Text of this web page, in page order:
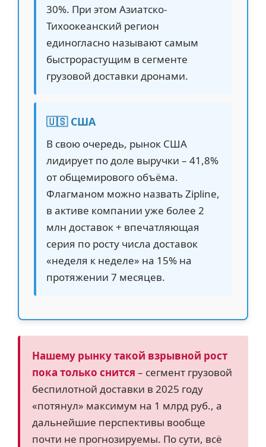
30%. При этом Азиатско-
Тихоокеанский регион
единогласно называют самым
быстрорастущим в сегменте
грузовой доставки дронами.
🇺🇸 США
В свою очередь, рынок США
лидирует по доле выручки – 41,8%
от общемирового объёма.
Флагманом можно назвать Zipline,
в активе компании уже более 2
млн доставок + впечатляющая
серия по росту числа доставок
«неделя к неделе» на 15% на
протяжении 7 месяцев.
Нашему рынку такой взрывной рост
пока только снится – сегмент грузовой
беспилотной доставки в 2025 году
«потянул» максимум на 1 млрд руб., а
дальнейшие перспективы вообще
почти не прогнозируемы. По сути, всё